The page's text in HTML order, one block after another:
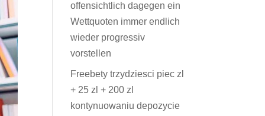
offensichtlich dagegen ein
Wettquoten immer endlich
wieder progressiv
vorstellen
Freebety trzydziesci piec zl
+ 25 zl + 200 zl
kontynuowaniu depozycie